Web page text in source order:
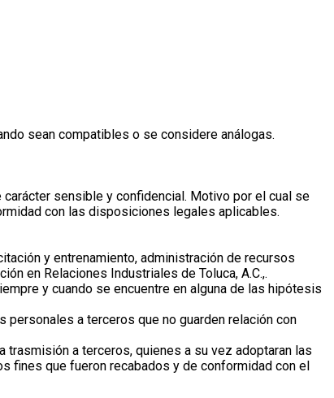
sean compatibles o se considere análogas.
sensible y confidencial. Motivo por el cual se
con las disposiciones legales aplicables.
y entrenamiento, administración de recursos
en Relaciones Industriales de Toluca, A.C.,.
y cuando se encuentre en alguna de las hipótesis
personales a terceros que no guarden relación con
trasmisión a terceros, quienes a su vez adoptaran las
fines que fueron recabados y de conformidad con el